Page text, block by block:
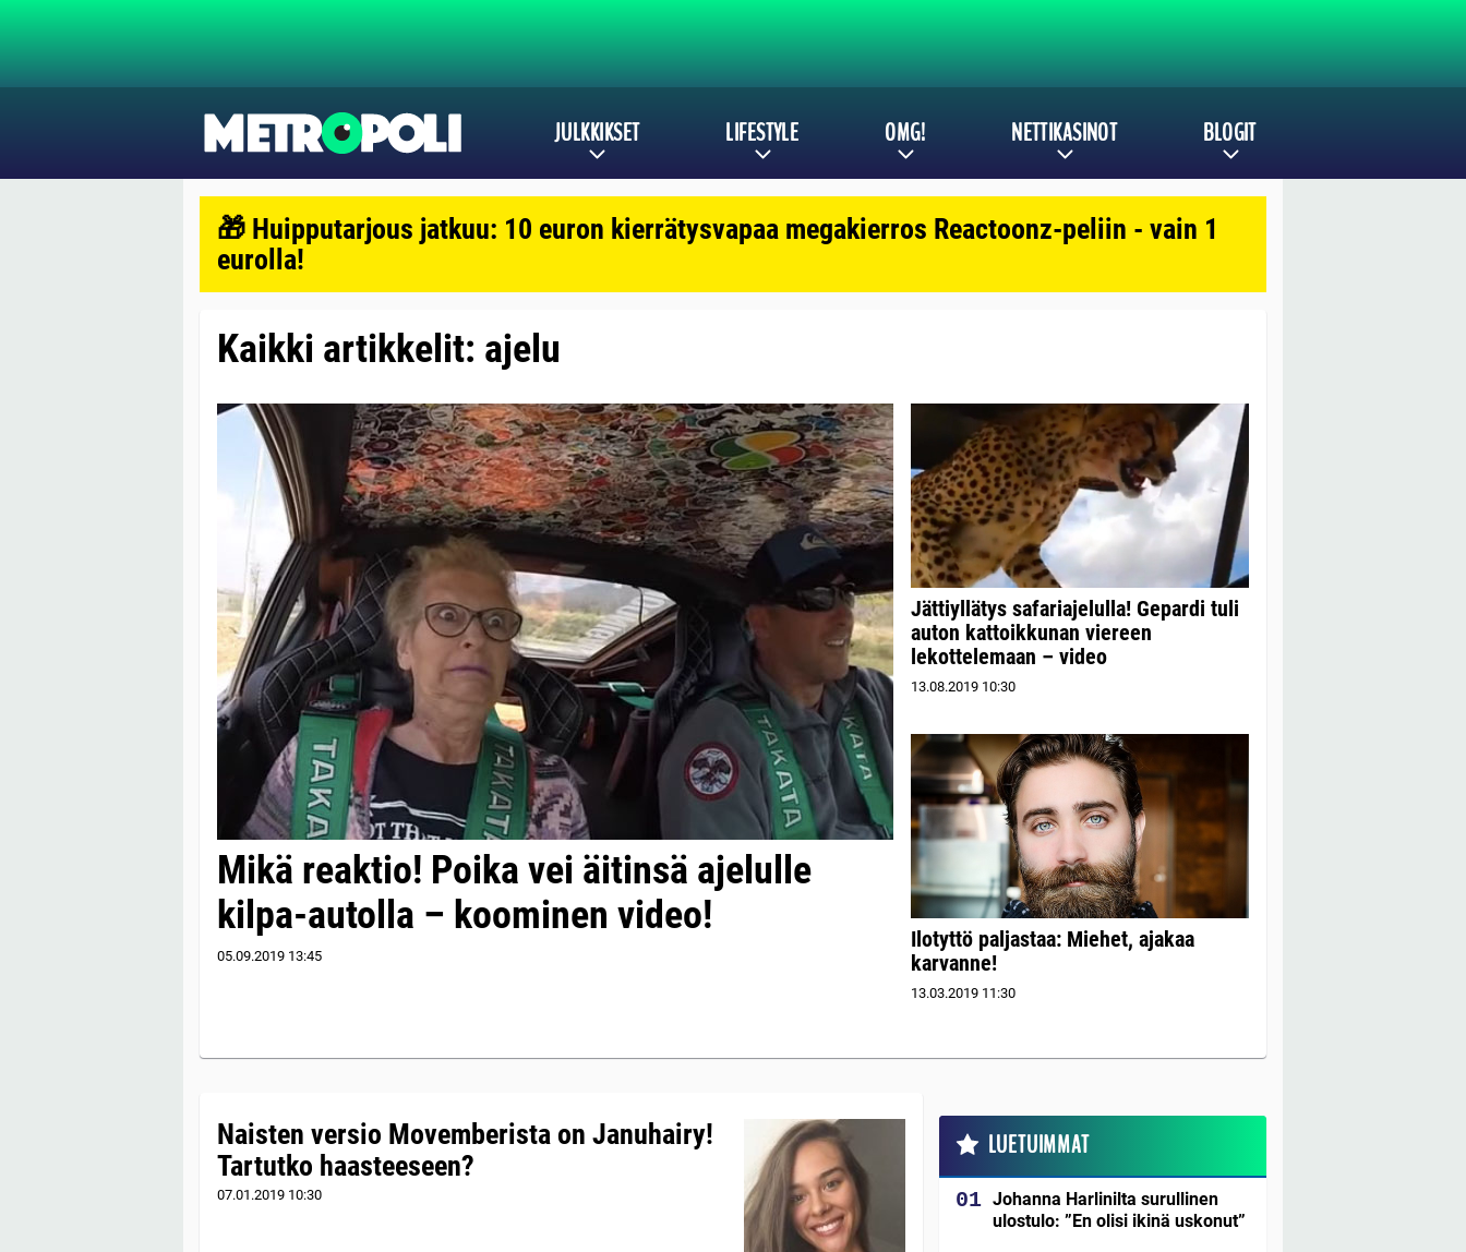
JULKKIKSET LIFESTYLE OMG! NETTIKASINOT BLOGIT
🎁 Huipputarjous jatkuu: 10 euron kierrätysvapaa megakierros Reactoonz-peliin - vain 1
eurolla!
Kaikki artikkelit: ajelu
Mikä reaktio! Poika vei äitinsä ajelulle
kilpa-autolla – koominen video!
05.09.2019 13:45
Jättiyllätys safariajelulla! Gepardi tuli
auton kattoikkunan viereen
lekottelemaan – video
13.08.2019 10:30
Ilotyttö paljastaa: Miehet, ajakaa
karvanne!
13.03.2019 11:30
Naisten versio Movemberista on Januhairy!
Tartutko haasteeseen?
07.01.2019 10:30
LUETUIMMAT
Johanna Harlinilta surullinen
ulostulo: ”En olisi ikinä uskonut”